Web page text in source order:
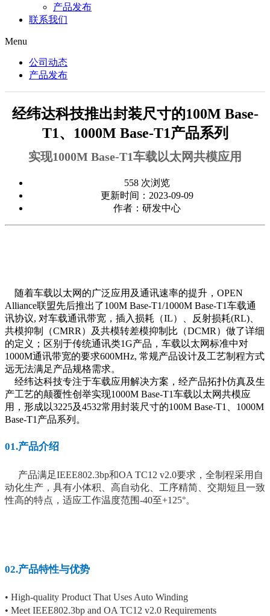
产品发布
联系我们
Menu
公司动态
产品发布
经纬达科技推出封装尺寸的100M Base-
T1、1000M Base-T1产品系列
实现1000M Base-T1车载以太网共模应用
558 次浏览
更新时间：2023-09-09
作者：研发中心
随着车载以太网的广泛应用及通讯速率的提升， OPEN
Alliance联盟先后推出了100M Base-T1/1000M Base-T1车载通
讯协议, 对车载通讯带宽，插入损耗（IL）、反射损耗(RL)、
共模抑制（CMRR）及共模转差模抑制比（DCMR）做了详细
的定义；区别于传统通讯类1G产品，车载以太网标准中对
1000M通讯带宽的要求600MHz, 常规产品设计及工艺制程方式
远无法满足产品规格需求。
经纬达科技专注于车载应用解决方案，经产品拓扑仿真及生
产工艺的颠覆性创举实现1000M Base-T1车载以太网共模应
用，形成以3225及4532常用封装尺寸的100M Base-T1、1000M
Base-T1产品系列。
01.产品介绍
产品满足IEEE802.3bp和OA TC12 v2.0要求， 全制程采用自
动化生产，具有小体积、高自动化、工序精简、交期短且一致
性高的特点 ， 适应工作温度范围-40至+125°。
02.产品特性与优势
• High-quality Product That Uses Auto Winding
• Meet IEEE802.3bp and OA TC12 v2.0 Requirements